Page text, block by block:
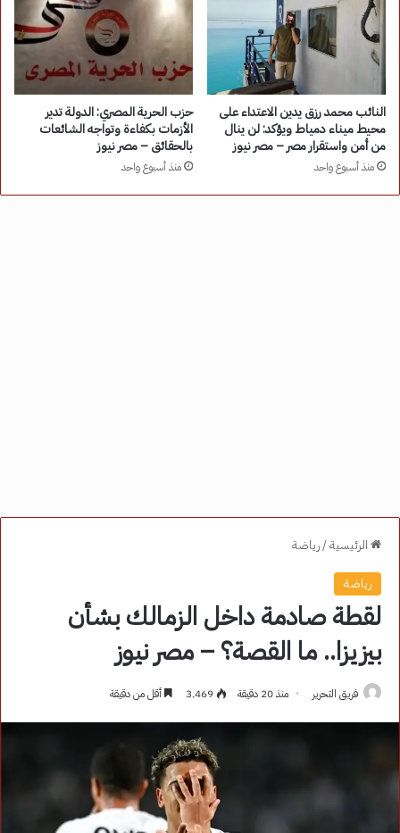
النائب محمد رزق يدين الاعتداء على
محيط ميناء دمياط ويؤكد: لن ينال
من أمن واستقرار مصر – مصر نيوز
منذ أسبوع واحد
حزب الحرية المصري: الدولة تدير
الأزمات بكفاءة وتواجه الشائعات
بالحقائق – مصر نيوز
منذ أسبوع واحد